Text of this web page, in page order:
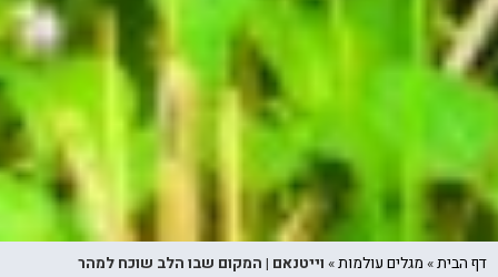
דף הבית» מגלים עולמות» וייטנאם | המקום שבו הלב שוכח למהר